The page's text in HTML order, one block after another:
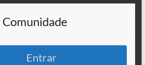
Comunidade
Entrar